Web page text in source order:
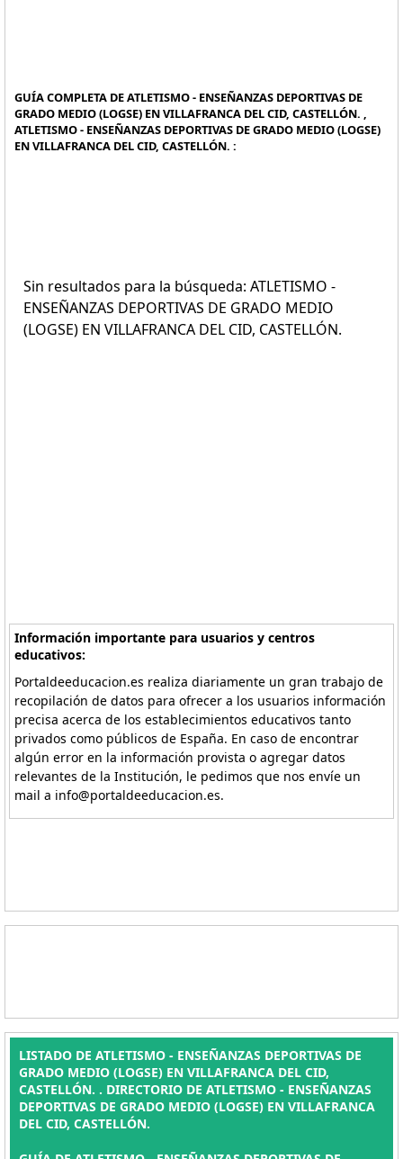
GUÍA COMPLETA DE ATLETISMO - ENSEÑANZAS DEPORTIVAS DE
GRADO MEDIO (LOGSE) EN VILLAFRANCA DEL CID, CASTELLÓN. ,
ATLETISMO - ENSEÑANZAS DEPORTIVAS DE GRADO MEDIO (LOGSE)
EN VILLAFRANCA DEL CID, CASTELLÓN. :
Sin resultados para la búsqueda: ATLETISMO -
ENSEÑANZAS DEPORTIVAS DE GRADO MEDIO
(LOGSE) EN VILLAFRANCA DEL CID, CASTELLÓN.
Información importante para usuarios y centros
educativos:
Portaldeeducacion.es realiza diariamente un gran trabajo de
recopilación de datos para ofrecer a los usuarios información
precisa acerca de los establecimientos educativos tanto
privados como públicos de España. En caso de encontrar
algún error en la información provista o agregar datos
relevantes de la Institución, le pedimos que nos envíe un
mail a info@portaldeeducacion.es.
LISTADO DE ATLETISMO - ENSEÑANZAS DEPORTIVAS DE
GRADO MEDIO (LOGSE) EN VILLAFRANCA DEL CID,
CASTELLÓN. . DIRECTORIO DE ATLETISMO - ENSEÑANZAS
DEPORTIVAS DE GRADO MEDIO (LOGSE) EN VILLAFRANCA
DEL CID, CASTELLÓN.